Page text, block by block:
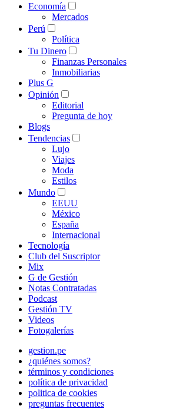
Economía
Mercados
Perú
Política
Tu Dinero
Finanzas Personales
Inmobiliarias
Plus G
Opinión
Editorial
Pregunta de hoy
Blogs
Tendencias
Lujo
Viajes
Moda
Estilos
Mundo
EEUU
México
España
Internacional
Tecnología
Club del Suscriptor
Mix
G de Gestión
Notas Contratadas
Podcast
Gestión TV
Videos
Fotogalerías
gestion.pe
¿quiénes somos?
términos y condiciones
política de privacidad
politica de cookies
preguntas frecuentes